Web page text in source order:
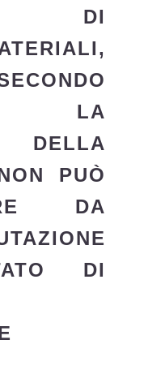
DI
LA
DELLA
PUÒ
DA
DI